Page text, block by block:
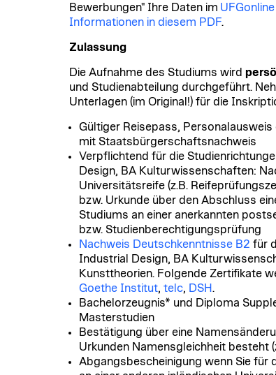
Bewerbungen" Ihre Daten im UFGonline
Informationen in diesem PDF.
Zulassung
Die Aufnahme des Studiums wird
und Studienabteilung durchgeführt.
Unterlagen (im Original!) für die
Gültiger Reisepass,
mit Staatsbürgerschaftsnachweis
Verpflichtend für die
Design, BA Kulturwissenschaften:
Universitätsreife (z.B.
bzw. Urkunde über den Abschluss
Studiums an einer anerkannten
bzw. Studienberechtigungsprüfung
Nachweis Deutschkenntnisse B2 für
Industrial Design, BA
Kunsttheorien. Folgende Zertifikate
Goethe Institut, telc, DSH.
Bachelorzeugnis* und Diploma
Masterstudien
Bestätigung über eine
Urkunden Namensgleichheit besteht
Abgangsbescheinigung wenn Sie für